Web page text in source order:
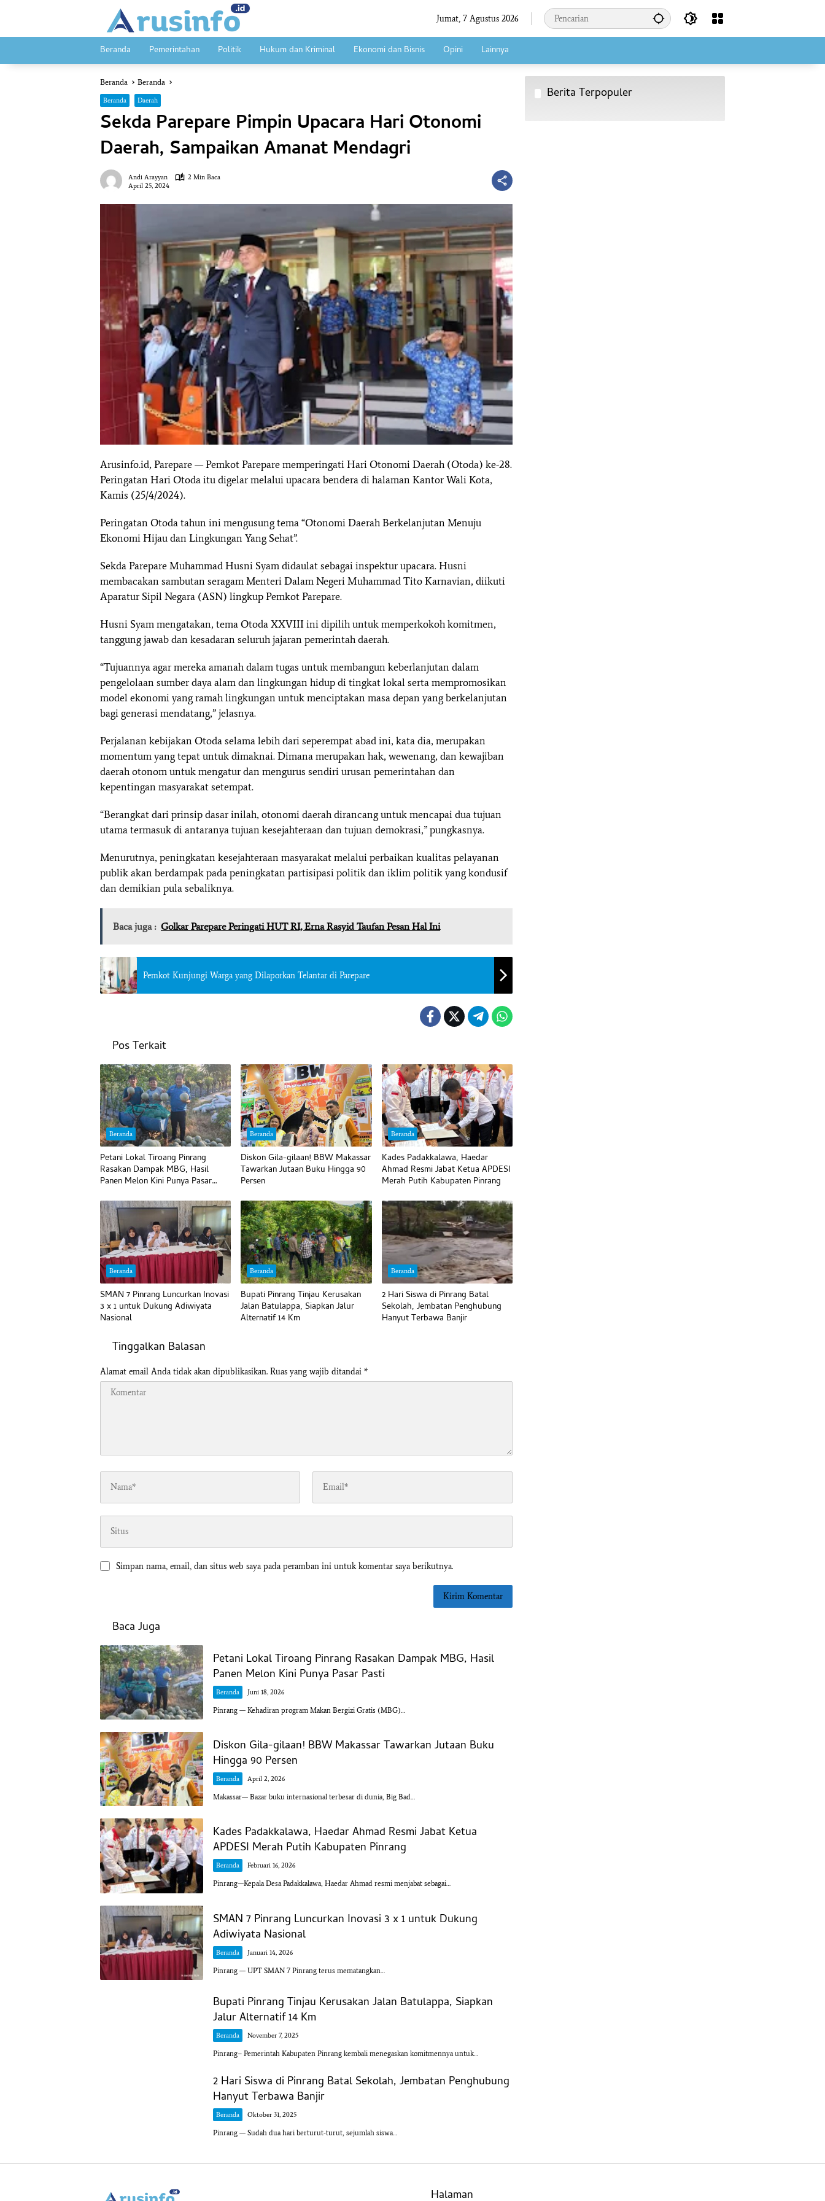
Jumat, 7 Agustus 2026
Beranda Pemerintahan Politik Hukum dan Kriminal Ekonomi dan Bisnis Opini Lainnya
Beranda Beranda
Beranda Daerah
Sekda Parepare Pimpin Upacara Hari Otonomi
Daerah, Sampaikan Amanat Mendagri
Andi Arayyan
2 Min Baca
April 25, 2024
Arusinfo.id, Parepare — Pemkot Parepare memperingati Hari Otonomi Daerah (Otoda) ke-28.
Peringatan Hari Otoda itu digelar melalui upacara bendera di halaman Kantor Wali Kota,
Kamis (25/4/2024).
Peringatan Otoda tahun ini mengusung tema “Otonomi Daerah Berkelanjutan Menuju
Ekonomi Hijau dan Lingkungan Yang Sehat”.
Sekda Parepare Muhammad Husni Syam didaulat sebagai inspektur upacara. Husni
membacakan sambutan seragam Menteri Dalam Negeri Muhammad Tito Karnavian, diikuti
Aparatur Sipil Negara (ASN) lingkup Pemkot Parepare.
Husni Syam mengatakan, tema Otoda XXVIII ini dipilih untuk memperkokoh komitmen,
tanggung jawab dan kesadaran seluruh jajaran pemerintah daerah.
“Tujuannya agar mereka amanah dalam tugas untuk membangun keberlanjutan dalam
pengelolaan sumber daya alam dan lingkungan hidup di tingkat lokal serta mempromosikan
model ekonomi yang ramah lingkungan untuk menciptakan masa depan yang berkelanjutan
bagi generasi mendatang,” jelasnya.
Perjalanan kebijakan Otoda selama lebih dari seperempat abad ini, kata dia, merupakan
momentum yang tepat untuk dimaknai. Dimana merupakan hak, wewenang, dan kewajiban
daerah otonom untuk mengatur dan mengurus sendiri urusan pemerintahan dan
kepentingan masyarakat setempat.
“Berangkat dari prinsip dasar inilah, otonomi daerah dirancang untuk mencapai dua tujuan
utama termasuk di antaranya tujuan kesejahteraan dan tujuan demokrasi,” pungkasnya.
Menurutnya, peningkatan kesejahteraan masyarakat melalui perbaikan kualitas pelayanan
publik akan berdampak pada peningkatan partisipasi politik dan iklim politik yang kondusif
dan demikian pula sebaliknya.
Baca juga : Golkar Parepare Peringati HUT RI, Erna Rasyid Taufan Pesan Hal Ini
Pemkot Kunjungi Warga yang Dilaporkan Telantar di Parepare
Pos Terkait
Beranda
Petani Lokal Tiroang Pinrang
Rasakan Dampak MBG, Hasil
Panen Melon Kini Punya Pasar
Beranda
Diskon Gila-gilaan! BBW Makassar
Tawarkan Jutaan Buku Hingga 90
Persen
Beranda
Kades Padakkalawa, Haedar
Ahmad Resmi Jabat Ketua APDESI
Merah Putih Kabupaten Pinrang
Beranda
SMAN 7 Pinrang Luncurkan Inovasi
3 x 1 untuk Dukung Adiwiyata
Nasional
Beranda
Bupati Pinrang Tinjau Kerusakan
Jalan Batulappa, Siapkan Jalur
Alternatif 14 Km
Beranda
2 Hari Siswa di Pinrang Batal
Sekolah, Jembatan Penghubung
Hanyut Terbawa Banjir
Tinggalkan Balasan
Alamat email Anda tidak akan dipublikasikan. Ruas yang wajib ditandai *
Simpan nama, email, dan situs web saya pada peramban ini untuk komentar saya berikutnya.
Baca Juga
Petani Lokal Tiroang Pinrang Rasakan Dampak MBG, Hasil
Panen Melon Kini Punya Pasar Pasti
Beranda Juni 18, 2026
Pinrang — Kehadiran program Makan Bergizi Gratis (MBG)…
Diskon Gila-gilaan! BBW Makassar Tawarkan Jutaan Buku
Hingga 90 Persen
Beranda April 2, 2026
Makassar— Bazar buku internasional terbesar di dunia, Big Bad…
Kades Padakkalawa, Haedar Ahmad Resmi Jabat Ketua
APDESI Merah Putih Kabupaten Pinrang
Beranda Februari 16, 2026
Pinrang—Kepala Desa Padakkalawa, Haedar Ahmad resmi menjabat sebagai…
SMAN 7 Pinrang Luncurkan Inovasi 3 x 1 untuk Dukung
Adiwiyata Nasional
Beranda Januari 14, 2026
Pinrang — UPT SMAN 7 Pinrang terus mematangkan…
Bupati Pinrang Tinjau Kerusakan Jalan Batulappa, Siapkan
Jalur Alternatif 14 Km
Beranda November 7, 2025
Pinrang– Pemerintah Kabupaten Pinrang kembali menegaskan komitmennya untuk…
2 Hari Siswa di Pinrang Batal Sekolah, Jembatan Penghubung
Hanyut Terbawa Banjir
Beranda Oktober 31, 2025
Pinrang — Sudah dua hari berturut-turut, sejumlah siswa…
Berita Terpopuler
Halaman